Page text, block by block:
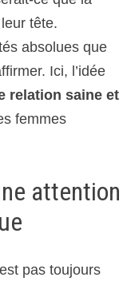
tête.
absolues que
Ici, l’idée
relation saine et
femmes
attention
pas toujours